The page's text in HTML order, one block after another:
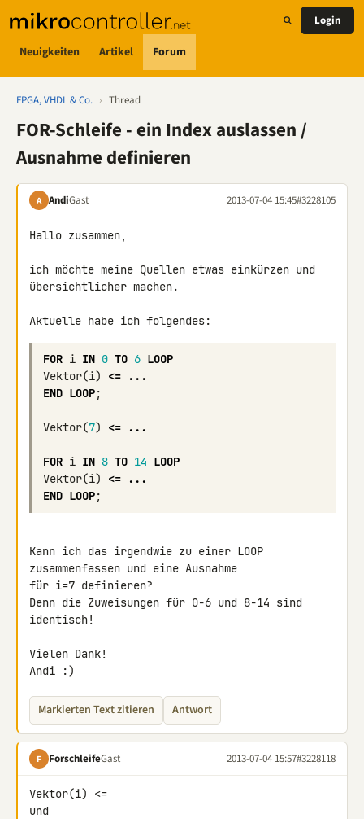
Neuigkeiten Artikel Forum
Login
FPGA, VHDL & Co. › Thread
FOR-Schleife - ein Index auslassen /
Ausnahme definieren
A AndiGast 2013-07-04 15:45#3228105
Hallo zusammen,
ich möchte meine Quellen etwas einkürzen und
übersichtlicher machen.
Aktuelle habe ich folgendes:
FOR i IN 0 TO 6 LOOP
Vektor(i) <=
...
END LOOP;
Vektor(7) <= ...
FOR i IN 8 TO 14 LOOP
Vektor(i) <=
...
END LOOP;
Kann ich das irgendwie zu einer LOOP
zusammenfassen und eine Ausnahme
für i=7 definieren?
Denn die Zuweisungen für 0-6 und 8-14 sind
identisch!
Vielen Dank!
Andi :)
Markierten Text zitieren Antwort
F ForschleifeGast 2013-07-04 15:57#3228118
Vektor(i) <=
und